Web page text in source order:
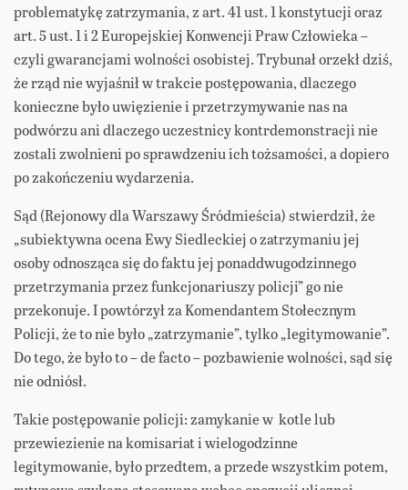
problematykę zatrzymania, z art. 41 ust. 1 konstytucji oraz
art. 5 ust. 1 i 2 Europejskiej Konwencji Praw Człowieka –
czyli gwarancjami wolności osobistej. Trybunał orzekł dziś,
że rząd nie wyjaśnił w trakcie postępowania, dlaczego
konieczne było uwięzienie i przetrzymywanie nas na
podwórzu ani dlaczego uczestnicy kontrdemonstracji nie
zostali zwolnieni po sprawdzeniu ich tożsamości, a dopiero
po zakończeniu wydarzenia.
Sąd (Rejonowy dla Warszawy Śródmieścia) stwierdził, że
„subiektywna ocena Ewy Siedleckiej o zatrzymaniu jej
osoby odnosząca się do faktu jej ponaddwugodzinnego
przetrzymania przez funkcjonariuszy policji” go nie
przekonuje. I powtórzył za Komendantem Stołecznym
Policji, że to nie było „zatrzymanie”, tylko „legitymowanie”.
Do tego, że było to – de facto – pozbawienie wolności, sąd się
nie odniósł.
Takie postępowanie policji: zamykanie w kotle lub
przewiezienie na komisariat i wielogodzinne
legitymowanie, było przedtem, a przede wszystkim potem,